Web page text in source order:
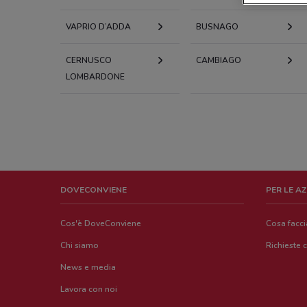
VAPRIO D’ADDA BUSNAGO
CERNUSCO
LOMBARDONE
CAMBIAGO
DOVECONVIENE
Cos'è DoveConviene
Chi siamo
News e media
Lavora con noi
PER LE
Cosa
Richieste